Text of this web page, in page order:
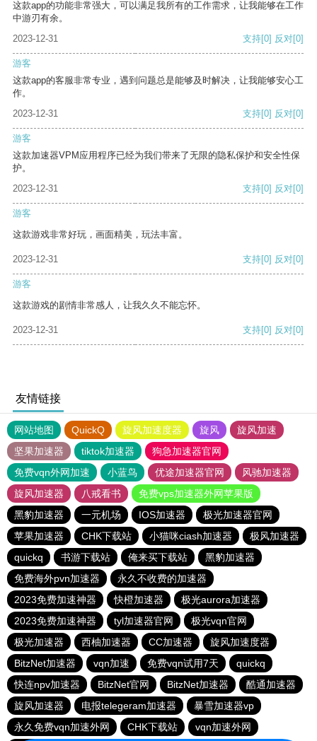
这款app的功能非常强大，可以满足我所有的工作需求，让我能够在工作
中游刃有余。
2023-12-31
支持[0] 反对[0]
游客
这款app的客服非常专业，遇到问题总是能够及时解决，让我能够安心工
作。
2023-12-31
支持[0] 反对[0]
游客
这款加速器VPM应用程序已经为我们带来了无限的隐私保护和安全性保
护。
2023-12-31
支持[0] 反对[0]
游客
这款游戏非常好玩，画面精美，玩法丰富。
2023-12-31 支持[0] 反对[0]
游客
这款游戏的剧情非常感人，让我久久不能忘怀。
2023-12-31 支持[0] 反对[0]
友情链接
网站地图 QuickQ 旋风加速度器 旋风
旋风加速
坚果加速器
tiktok加速器
狗急加速器官网
免费vqn外网加速
小蓝鸟 优途加速器官网
风驰加速器
旋风加速器
八戒看书
免费vps加速器外网苹果版
黑豹加速器
一元机场 IOS加速器
极光加速器官网
苹果加速器
CHK下载站 小猫咪ciash加速器
极风加速器
quickq
书游下载站 俺来买下载站
黑豹加速器
免费海外pvn加速器
永久不收费的加速器
2023免费加速神器
快橙加速器
极光aurora加速器
2023免费加速神器
tyl加速器官网
极光vqn官网
极光加速器
西柚加速器 CC加速器
旋风加速度器
BitzNet加速器
vqn加速 免费vqn试用7天
quickq
快连npv加速器
BitzNet官网 BitzNet加速器
酷通加速器
旋风加速器
电报telegeram加速器
暴雪加速器vp
永久免费vqn加速外网
CHK下载站 vqn加速外网